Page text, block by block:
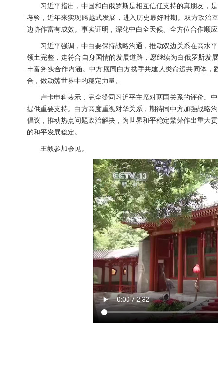
习近平指出，中国和白俄罗斯是相互信任支持的真朋友，
考验，近年来实现跨越式发展，进入历史最好时期。双方政治
边协作富有成效。事实证明，深化中白全天候、全方位合作顺
习近平强调，中白要保持战略沟通，推动双边关系在高水
领土完整，走符合自身国情的发展道路，愿继续为白俄罗斯发
丰富务实合作内涵。中方愿同白方携手共建人类命运共同体
合，做动荡世界中的稳定力量。
卢卡申科表示，完全赞同习近平主席对两国关系的评价。
提供重要支持。白方高度重视对华关系，期待同中方加强战略
倡议，推动热点问题政治解决，为世界和平稳定繁荣作出重大
的和平发展稳定。
王毅参加会见。